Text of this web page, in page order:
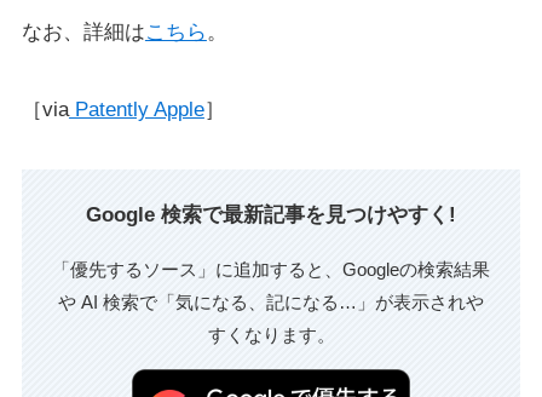
なお、詳細はこちら。
［viaPatently Apple］
Google 検索で最新記事を見つけやすく!
「優先するソース」に追加すると、Googleの検索結果
や AI 検索で「気になる、記になる…」が表示されや
すくなります。